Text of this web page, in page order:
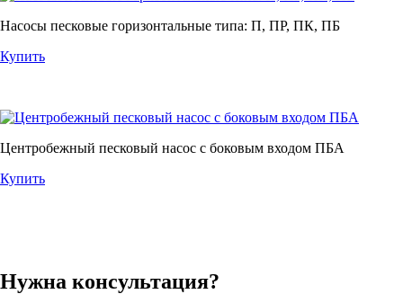
Насосы песковые горизонтальные типа: П, ПР, ПК, ПБ
Купить
Центробежный песковый насос с боковым входом ПБА
Купить
Нужна консультация?